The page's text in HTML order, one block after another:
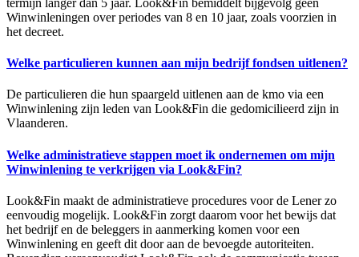
Winwinleningen over periodes van 8 en 10 jaar, zoals voorzien in
het decreet.
Welke particulieren kunnen aan mijn bedrijf fondsen uitlenen?
De particulieren die hun spaargeld uitlenen aan de kmo via een
Winwinlening zijn leden van Look&Fin die gedomicilieerd zijn in
Vlaanderen.
Welke administratieve stappen moet ik ondernemen om mijn
Winwinlening te verkrijgen via Look&Fin?
Look&Fin maakt de administratieve procedures voor de Lener zo
eenvoudig mogelijk. Look&Fin zorgt daarom voor het bewijs dat
het bedrijf en de beleggers in aanmerking komen voor een
Winwinlening en geeft dit door aan de bevoegde autoriteiten.